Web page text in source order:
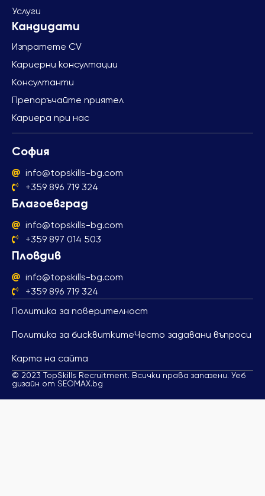
Услуги
Изпратете CV
Кариерни консултации
Консултанти
Препоръчайте приятел
Кариера при нас
София
info@topskills-bg.com
+359 896 719 324
Благоевград
info@topskills-bg.com
+359 897 014 503
Пловдив
info@topskills-bg.com
+359 896 719 324
Политика за поверителност
Политика за бисквиткитеЧесто задавани въпроси
Карта на сайта
© 2023 TopSkills Recruitment. Всички права запазени. Уеб
дизайн от SEOMAX.bg